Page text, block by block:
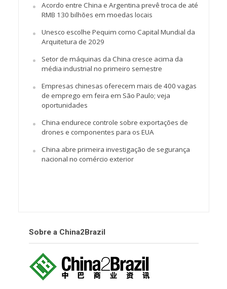
Acordo entre China e Argentina prevê troca de até
RMB 130 bilhões em moedas locais
Unesco escolhe Pequim como Capital Mundial da
Arquitetura de 2029
Setor de máquinas da China cresce acima da
média industrial no primeiro semestre
Empresas chinesas oferecem mais de 400 vagas
de emprego em feira em São Paulo; veja
oportunidades
China endurece controle sobre exportações de
drones e componentes para os EUA
China abre primeira investigação de segurança
nacional no comércio exterior
Sobre a China2Brazil